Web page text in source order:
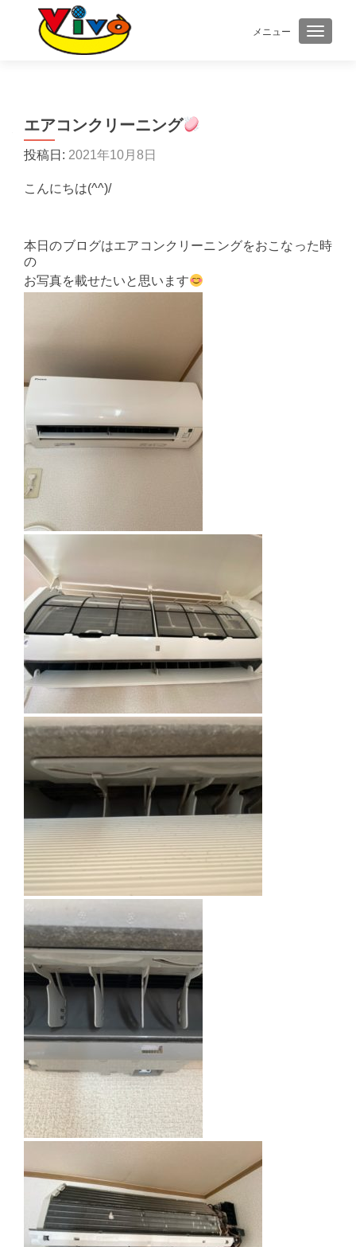
メニュー ナビゲ
エアコンクリーニング
投稿日: 2021年10月8日
こんにちは(^^)/
本日のブログはエアコンクリーニングをおこなった時
の
お写真を載せたいと思います